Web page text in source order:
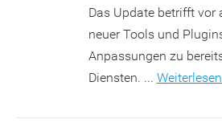
Das Update betrifft vor
neuer Tools und
Anpassungen zu
Diensten. ...